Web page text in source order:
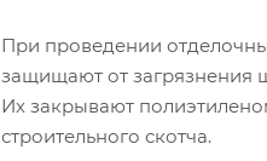
При проведении
защищают от загрязнения
Их закрывают
строительного скотча.